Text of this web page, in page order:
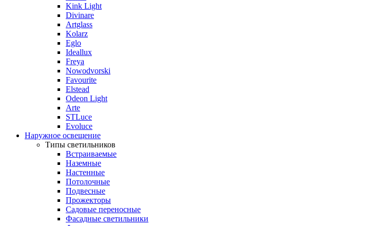
Kink Light
Divinare
Artglass
Kolarz
Eglo
Ideallux
Freya
Nowodvorski
Favourite
Elstead
Odeon Light
Arte
STLuce
Evoluce
Наружное освещение
Типы светильников
Встраиваемые
Наземные
Настенные
Потолочные
Подвесные
Прожекторы
Садовые переносные
Фасадные светильники